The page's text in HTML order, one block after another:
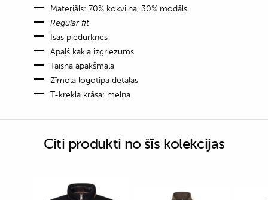
Materiāls: 70% kokvilna, 30% modāls
Regular fit
Īsas piedurknes
Apaļš kakla izgriezums
Taisna apakšmala
Zīmola logotipa detaļas
T-krekla krāsa: melna
Citi produkti no šīs kolekcijas